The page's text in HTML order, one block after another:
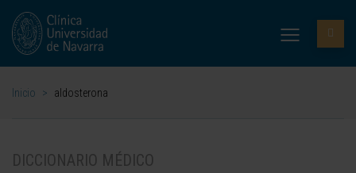
Inicio > aldosterona
DICCIONARIO MÉDICO